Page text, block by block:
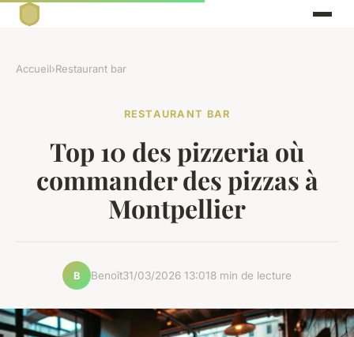
Accueil›Restaurant bar
RESTAURANT BAR
Top 10 des pizzeria où
commander des pizzas à
Montpellier
B Benoît31/03/2026 13:018 min de lecture